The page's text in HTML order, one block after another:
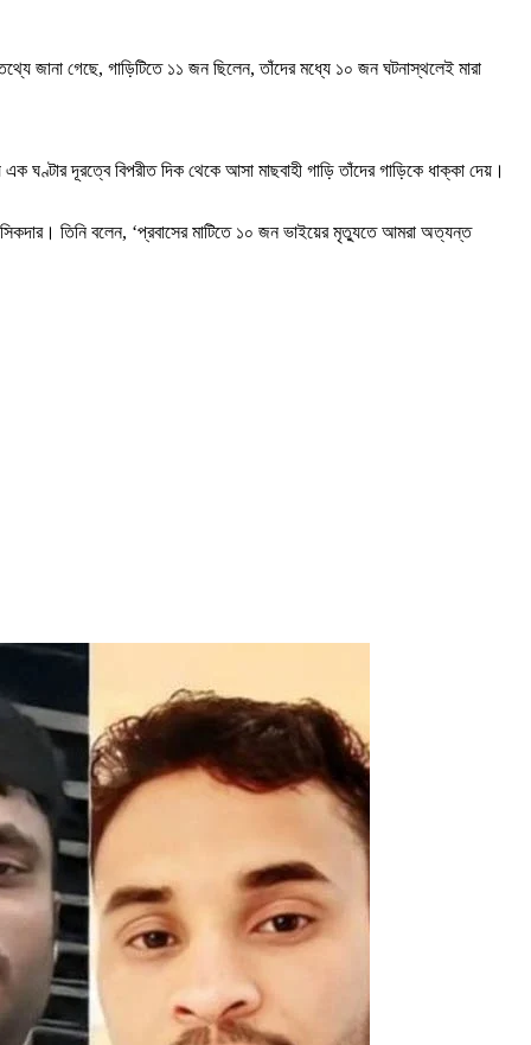
জানা গেছে, গাড়িটিতে ১১ জন ছিলেন, তাঁদের মধ্যে ১০ জন ঘটনাস্থলেই মারা
ঘণ্টার দূরত্বে বিপরীত দিক থেকে আসা মাছবাহী গাড়ি তাঁদের গাড়িকে ধাক্কা দেয়।
সিকদার। তিনি বলেন, ‘প্রবাসের মাটিতে ১০ জন ভাইয়ের মৃত্যুতে আমরা অত্যন্ত